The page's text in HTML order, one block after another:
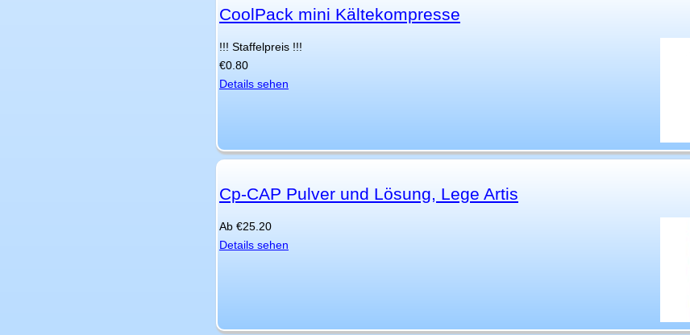
CoolPack mini Kältekompresse
!!! Staffelpreis !!!
€0.80
Details sehen
Cp-CAP Pulver und Lösung, Lege Artis
Ab €25.20
Details sehen